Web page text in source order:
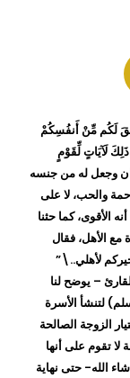
لَكُم مِّنْ أَنفُسِكُمْ
لَآيَاتٍ لِّقَوْمٍ
الإنسان وجعل له من جنسه
والحب، لا على
الأقوى، كما حثنا
الأهل، فقال
لأهلي..\”
– يوضح لنا
لتنشأ الأسرة
الزوجة الصالحة
لا تقوم على أنها
الله- حتى نهاية